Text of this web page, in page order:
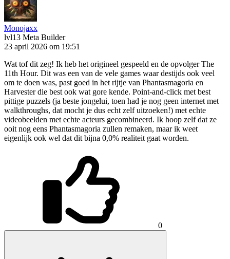
Monojaxx
lvl13 Meta Builder
23 april 2026 om 19:51
Wat tof dit zeg! Ik heb het origineel gespeeld en de opvolger The
11th Hour. Dit was een van de vele games waar destijds ook veel
om te doen was, past goed in het rijtje van Phantasmagoria en
Harvester die best ook wat gore kende. Point-and-click met best
pittige puzzels (ja beste jongelui, toen had je nog geen internet met
walkthroughs, dat mocht je dus echt zelf uitzoeken!) met echte
videobeelden met echte acteurs gecombineerd. Ik hoop zelf dat ze
ooit nog eens Phantasmagoria zullen remaken, maar ik weet
eigenlijk ook wel dat dit bijna 0,0% realiteit gaat worden.
0